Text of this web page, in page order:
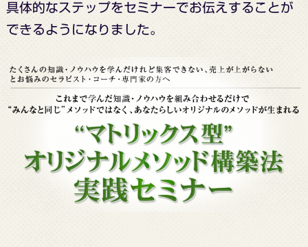
具体的なステップをセミナーでお伝えすることが
できるようになりました。